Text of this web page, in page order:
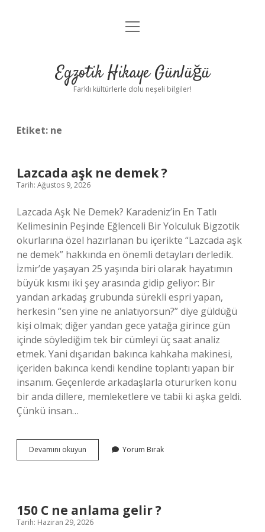
Anasayfa
Yasal Uyarı
menüyü
Egzotik Hikaye Günlüğü
Farklı kültürlerle dolu neşeli bilgiler!
Etiket: ne
Lazcada aşk ne demek ?
Tarih: Ağustos 9, 2026
Lazcada Aşk Ne Demek? Karadeniz’in En Tatlı
Kelimesinin Peşinde Eğlenceli Bir Yolculuk Bigzotik
okurlarına özel hazırlanan bu içerikte “Lazcada aşk
ne demek” hakkında en önemli detayları derledik.
İzmir’de yaşayan 25 yaşında biri olarak hayatımın
büyük kısmı iki şey arasında gidip geliyor: Bir
yandan arkadaş grubunda sürekli espri yapan,
herkesin “sen yine ne anlatıyorsun?” diye güldüğü
kişi olmak; diğer yandan gece yatağa girince gün
içinde söylediğim tek bir cümleyi üç saat analiz
etmek. Yani dışarıdan bakınca kahkaha makinesi,
içeriden bakınca kendi kendine toplantı yapan bir
insanım. Geçenlerde arkadaşlarla otururken konu
bir anda dillere, memleketlere ve tabii ki aşka geldi.
Çünkü insan…
Devamını okuyun Lazcada
aşk
Yorum Bırak
150 C ne anlama gelir ?
Tarih: Haziran 29, 2026